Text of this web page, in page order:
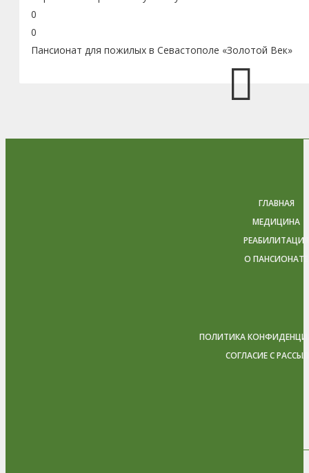
0
0
Пансионат для пожилых в Севастополе «Золотой Век»
ГЛАВНАЯ
МЕДИЦИНА
РЕАБИЛИТАЦИЯ
О ПАНСИОНАТЕ
ПОЛИТИКА
СОГЛАСИЕ С